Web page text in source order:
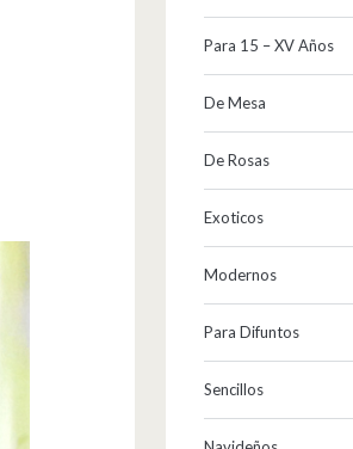
Para 15 – XV Años
De Mesa
De Rosas
Exoticos
Modernos
Para Difuntos
Sencillos